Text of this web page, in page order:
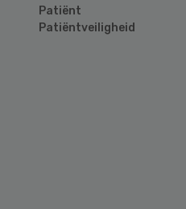
Patiënt
Patiëntveiligheid